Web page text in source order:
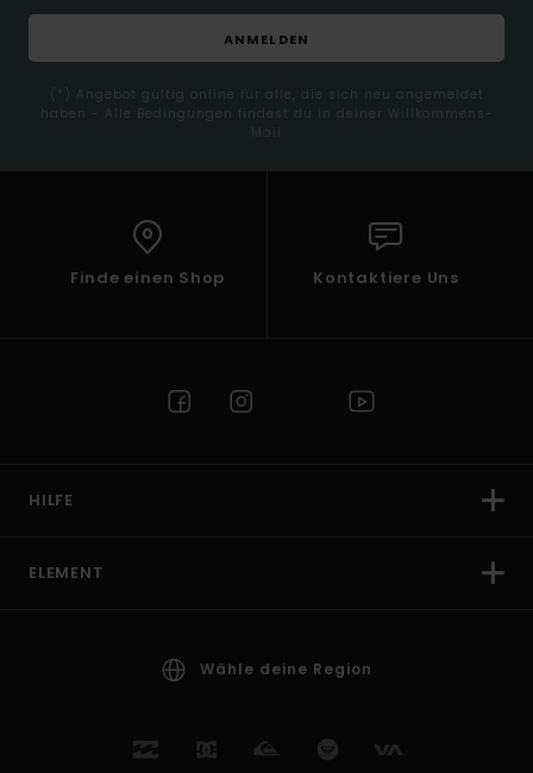
ANMELDEN
(*) Angebot gültig online für alle, die sich neu angemeldet
haben - Alle Bedingungen findest du in deiner Willkommens-
Mail
Finde einen Shop Kontaktiere Uns
HILFE
ELEMENT
Wähle deine Region